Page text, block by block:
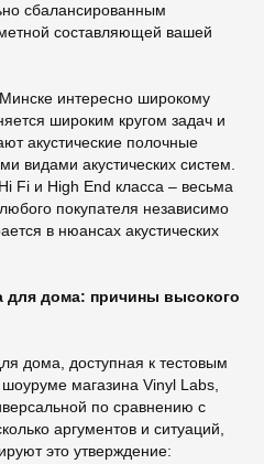
сбалансированным
составляющей вашей
интересно широкому
широким кругом задач и
акустические полочные
видами акустических систем.
Fi и High End класса – весьма
покупателя независимо
в нюансах акустических
для дома: причины высокого
дома, доступная к тестовым
магазина Vinyl Labs,
по сравнению с
аргументов и ситуаций,
это утверждение: